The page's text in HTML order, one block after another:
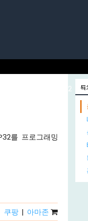
ESP32 마
를 프로그래밍
쿠팡 | 아마존
목